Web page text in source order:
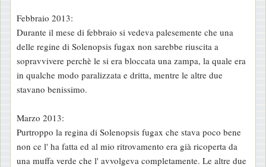
Febbraio 2013:
Durante il mese di febbraio si vedeva palesemente che una
delle regine di Solenopsis fugax non sarebbe riuscita a
sopravvivere perchè le si era bloccata una zampa, la quale era
in qualche modo paralizzata e dritta, mentre le altre due
stavano benissimo.
Marzo 2013:
Purtroppo la regina di Solenopsis fugax che stava poco bene
non ce l' ha fatta ed al mio ritrovamento era già ricoperta da
una muffa verde che l' avvolgeva completamente. Le altre due